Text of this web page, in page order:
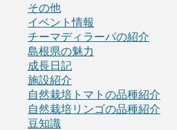
その他
イベント情報
チーマディラーパの紹介
島根県の魅力
成長日記
施設紹介
自然栽培トマトの品種紹介
自然栽培リンゴの品種紹介
豆知識